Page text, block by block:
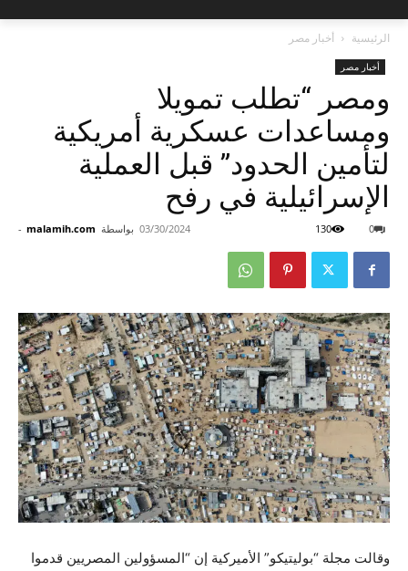
الرئيسية أخبار مصر
أخبار مصر
ومصر “تطلب تمويلا
ومساعدات عسكرية أمريكية
لتأمين الحدود” قبل العملية
الإسرائيلية في رفح
بواسطة malamih.com
- 03/30/2024 0
130
وقالت مجلة “بوليتيكو” الأميركية إن “المسؤولين المصريين قدموا